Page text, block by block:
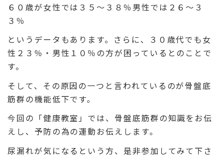
６０歳が女性では３５～３８％男性では２６～３
３％
というデータもあります。さらに、３０歳代でも女
性２３％・男性１０％の方が困っているとのことで
す。
そして、その原因の一つと言われているのが骨盤底
筋群の機能低下です。
今回の「健康教室」では、骨盤底筋群の知識をお伝
えし、予防の為の運動お伝えします。
尿漏れが気になるという方、是非参加してみて下さ